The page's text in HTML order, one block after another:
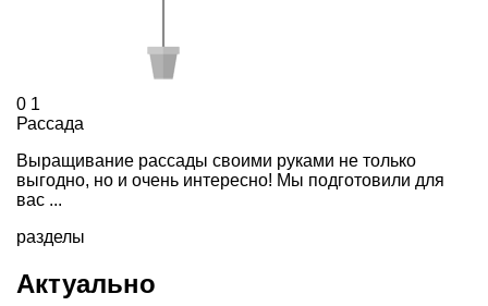
0 1
Рассада
Выращивание рассады своими руками не только
выгодно, но и очень интересно! Мы подготовили для
вас ...
разделы
Актуально